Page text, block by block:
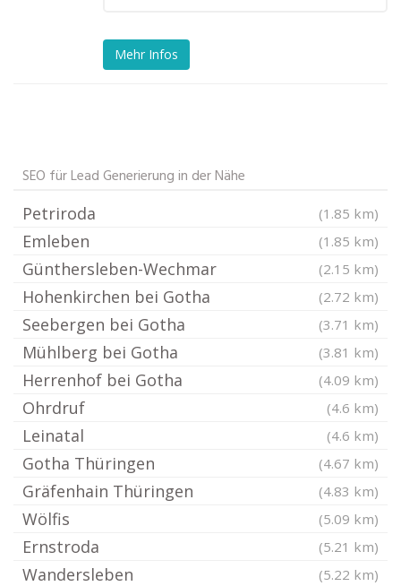
Mehr Infos
SEO für Lead Generierung in der Nähe
Petriroda (1.85 km)
Emleben (1.85 km)
Günthersleben-Wechmar (2.15 km)
Hohenkirchen bei Gotha (2.72 km)
Seebergen bei Gotha (3.71 km)
Mühlberg bei Gotha (3.81 km)
Herrenhof bei Gotha (4.09 km)
Ohrdruf (4.6 km)
Leinatal (4.6 km)
Gotha Thüringen (4.67 km)
Gräfenhain Thüringen (4.83 km)
Wölfis (5.09 km)
Ernstroda (5.21 km)
Wandersleben (5.22 km)